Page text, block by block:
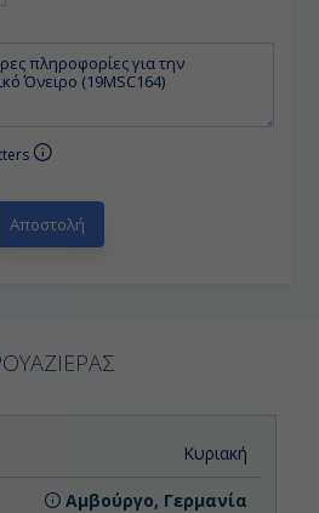
ΑΝΑΧΩΡΗΣΗ
Κυριακή
Αμβούργο, Γερμανία